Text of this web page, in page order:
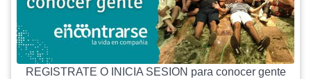
REGISTRATE O INICIA SESION para conocer gente